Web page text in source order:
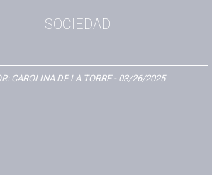
SOCIEDAD
CAROLINA DE LA TORRE- 03/26/2025